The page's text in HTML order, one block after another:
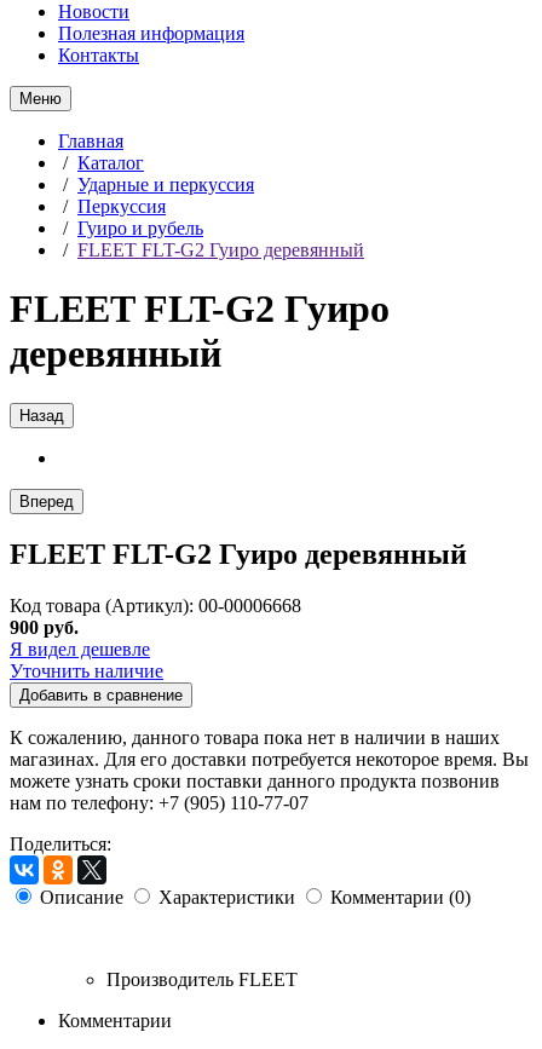
Новости
Полезная информация
Контакты
Меню
Главная
/ Каталог
/ Ударные и перкуссия
/ Перкуссия
/ Гуиро и рубель
/ FLEET FLT-G2 Гуиро деревянный
FLEET FLT-G2 Гуиро
деревянный
Назад
Вперед
FLEET FLT-G2 Гуиро деревянный
Код товара (Артикул): 00-00006668
900 руб.
Я видел дешевле
Уточнить наличие
Добавить в сравнение
К сожалению, данного товара пока нет в наличии в наших
магазинах. Для его доставки потребуется некоторое время. Вы
можете узнать сроки поставки данного продукта позвонив
нам по телефону: +7 (905) 110-77-07
Поделиться:
Описание Характеристики Комментарии (0)
Производитель FLEET
Комментарии